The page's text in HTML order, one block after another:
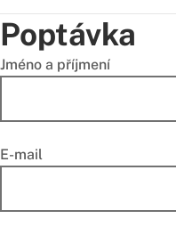
Poptávka
Jméno a příjmení
E-mail